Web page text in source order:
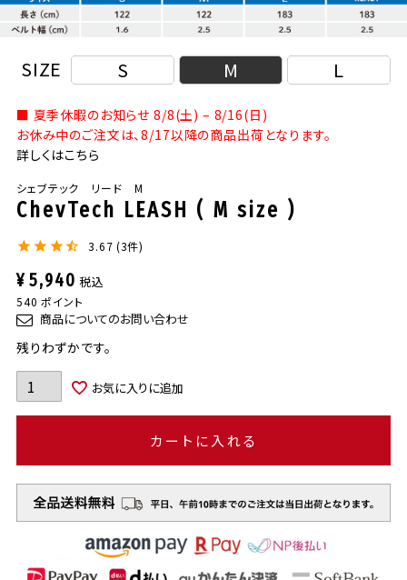
SIZE S M L
■ 夏季休暇のお知らせ 8/8(土) – 8/16(日)
お休み中のご注文は、8/17以降の商品出荷となります。
詳しくはこちら
シェブテック リード M
ChevTech LEASH ( M size )
3.67 3
¥ 5,940 税込
540 ポイント
商品についてのお問い合わせ
残りわずかです。
お気に入りに追加
カートに入れる